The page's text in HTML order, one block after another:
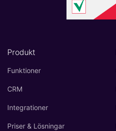
Produkt
Funktioner
CRM
Integrationer
Priser & Lösningar